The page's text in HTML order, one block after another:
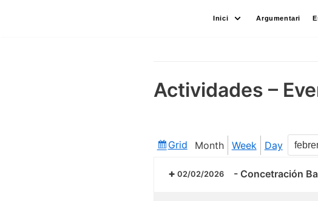
Inici Argumentari
Actividades –
View
Grid Month Week Day
Month
Year
02/02/2026 - Concetración